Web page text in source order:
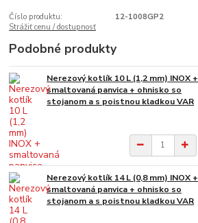
Číslo produktu:
12-1008GP2
Strážiť cenu / dostupnosť
Podobné produkty
Nerezový kotlík 10 L (1,2 mm) INOX +
smaltovaná panvica + ohnisko so
stojanom a s poistnou kladkou VAR
Nerezový kotlík 14 L (0,8 mm) INOX +
smaltovaná panvica + ohnisko so
stojanom a s poistnou kladkou VAR